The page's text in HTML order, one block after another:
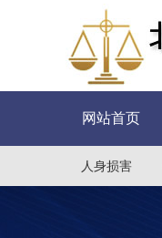
网站首页
人身损害